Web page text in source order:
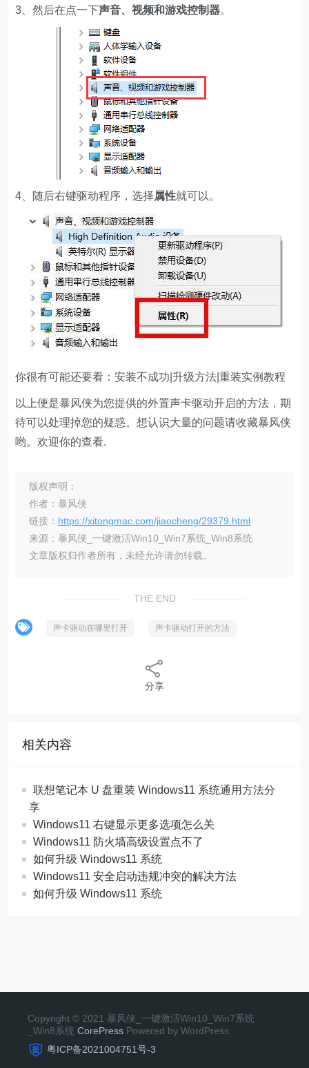
3、然后在点一下声音、视频和游戏控制器。
4、随后右键驱动程序，选择属性就可以。
你很有可能还要看：安装不成功|升级方法|重装实例教程
以上便是暴风侠为您提供的外置声卡驱动开启的方法，期
待可以处理掉您的疑惑。想认识大量的问题请收藏暴风侠
哟。欢迎你的查看.
版权声明：
作者：暴风侠
链接： https://xitongmac.com/jiaocheng/29379.html
来源：暴风侠_一键激活Win10_Win7系统_Win8系统
文章版权归作者所有，未经允许请勿转载。
THE END
声卡驱动在哪里打开 声卡驱动打开的方法
分享
相关内容
联想笔记本 U 盘重装 Windows11 系统通用方法分
享
Windows11 右键显示更多选项怎么关
Windows11 防火墙高级设置点不了
如何升级 Windows11 系统
Windows11 安全启动违规冲突的解决方法
如何升级 Windows11 系统
Copyright © 2021 暴风侠_一键激活Win10_Win7系统
_Win8系统 CorePress Powered by WordPress
粤ICP备2021004751号-3